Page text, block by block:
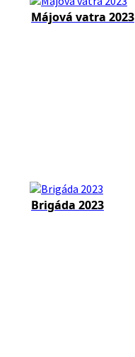
Májová vatra 2023
Brigáda 2023